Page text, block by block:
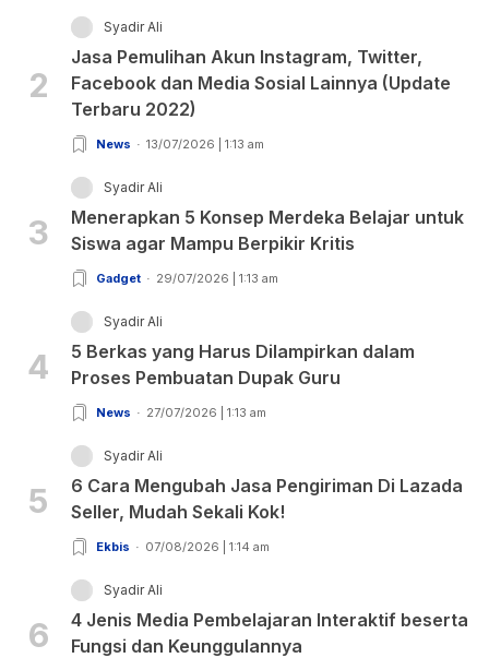
2
Syadir Ali
Jasa Pemulihan Akun Instagram, Twitter,
Facebook dan Media Sosial Lainnya (Update
Terbaru 2022)
News 13/07/2026 | 1:13 am
3
Syadir Ali
Menerapkan 5 Konsep Merdeka Belajar untuk
Siswa agar Mampu Berpikir Kritis
Gadget 29/07/2026 | 1:13 am
4
Syadir Ali
5 Berkas yang Harus Dilampirkan dalam
Proses Pembuatan Dupak Guru
News 27/07/2026 | 1:13 am
5
Syadir Ali
6 Cara Mengubah Jasa Pengiriman Di Lazada
Seller, Mudah Sekali Kok!
Ekbis 07/08/2026 | 1:14 am
6
Syadir Ali
4 Jenis Media Pembelajaran Interaktif beserta
Fungsi dan Keunggulannya